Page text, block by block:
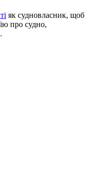
як судновласник, щоб
про судно,